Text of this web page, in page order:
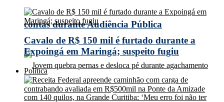
contas durante Audiência Pública
Cavalo de R$ 150 mil é furtado durante a
Expoingá em Maringá; suspeito fugiu
Política